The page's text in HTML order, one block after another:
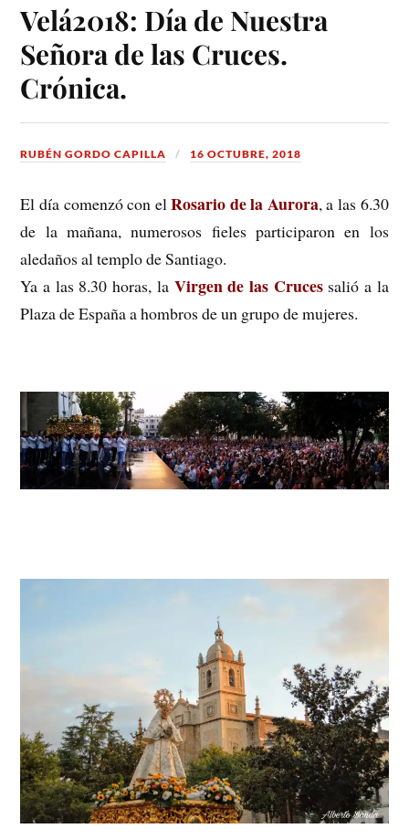
Velá2018: Día de Nuestra
Señora de las Cruces.
Crónica.
RUBÉN GORDO CAPILLA 16 OCTUBRE, 2018
El día comenzó con elRosario de la Aurora, a las 6.30
de la mañana, numerosos fieles participaron en los
aledaños al templo de Santiago.
Ya a las 8.30 horas, la Virgen de las Crucessalió a la
Plaza de España a hombros de un grupo de mujeres.